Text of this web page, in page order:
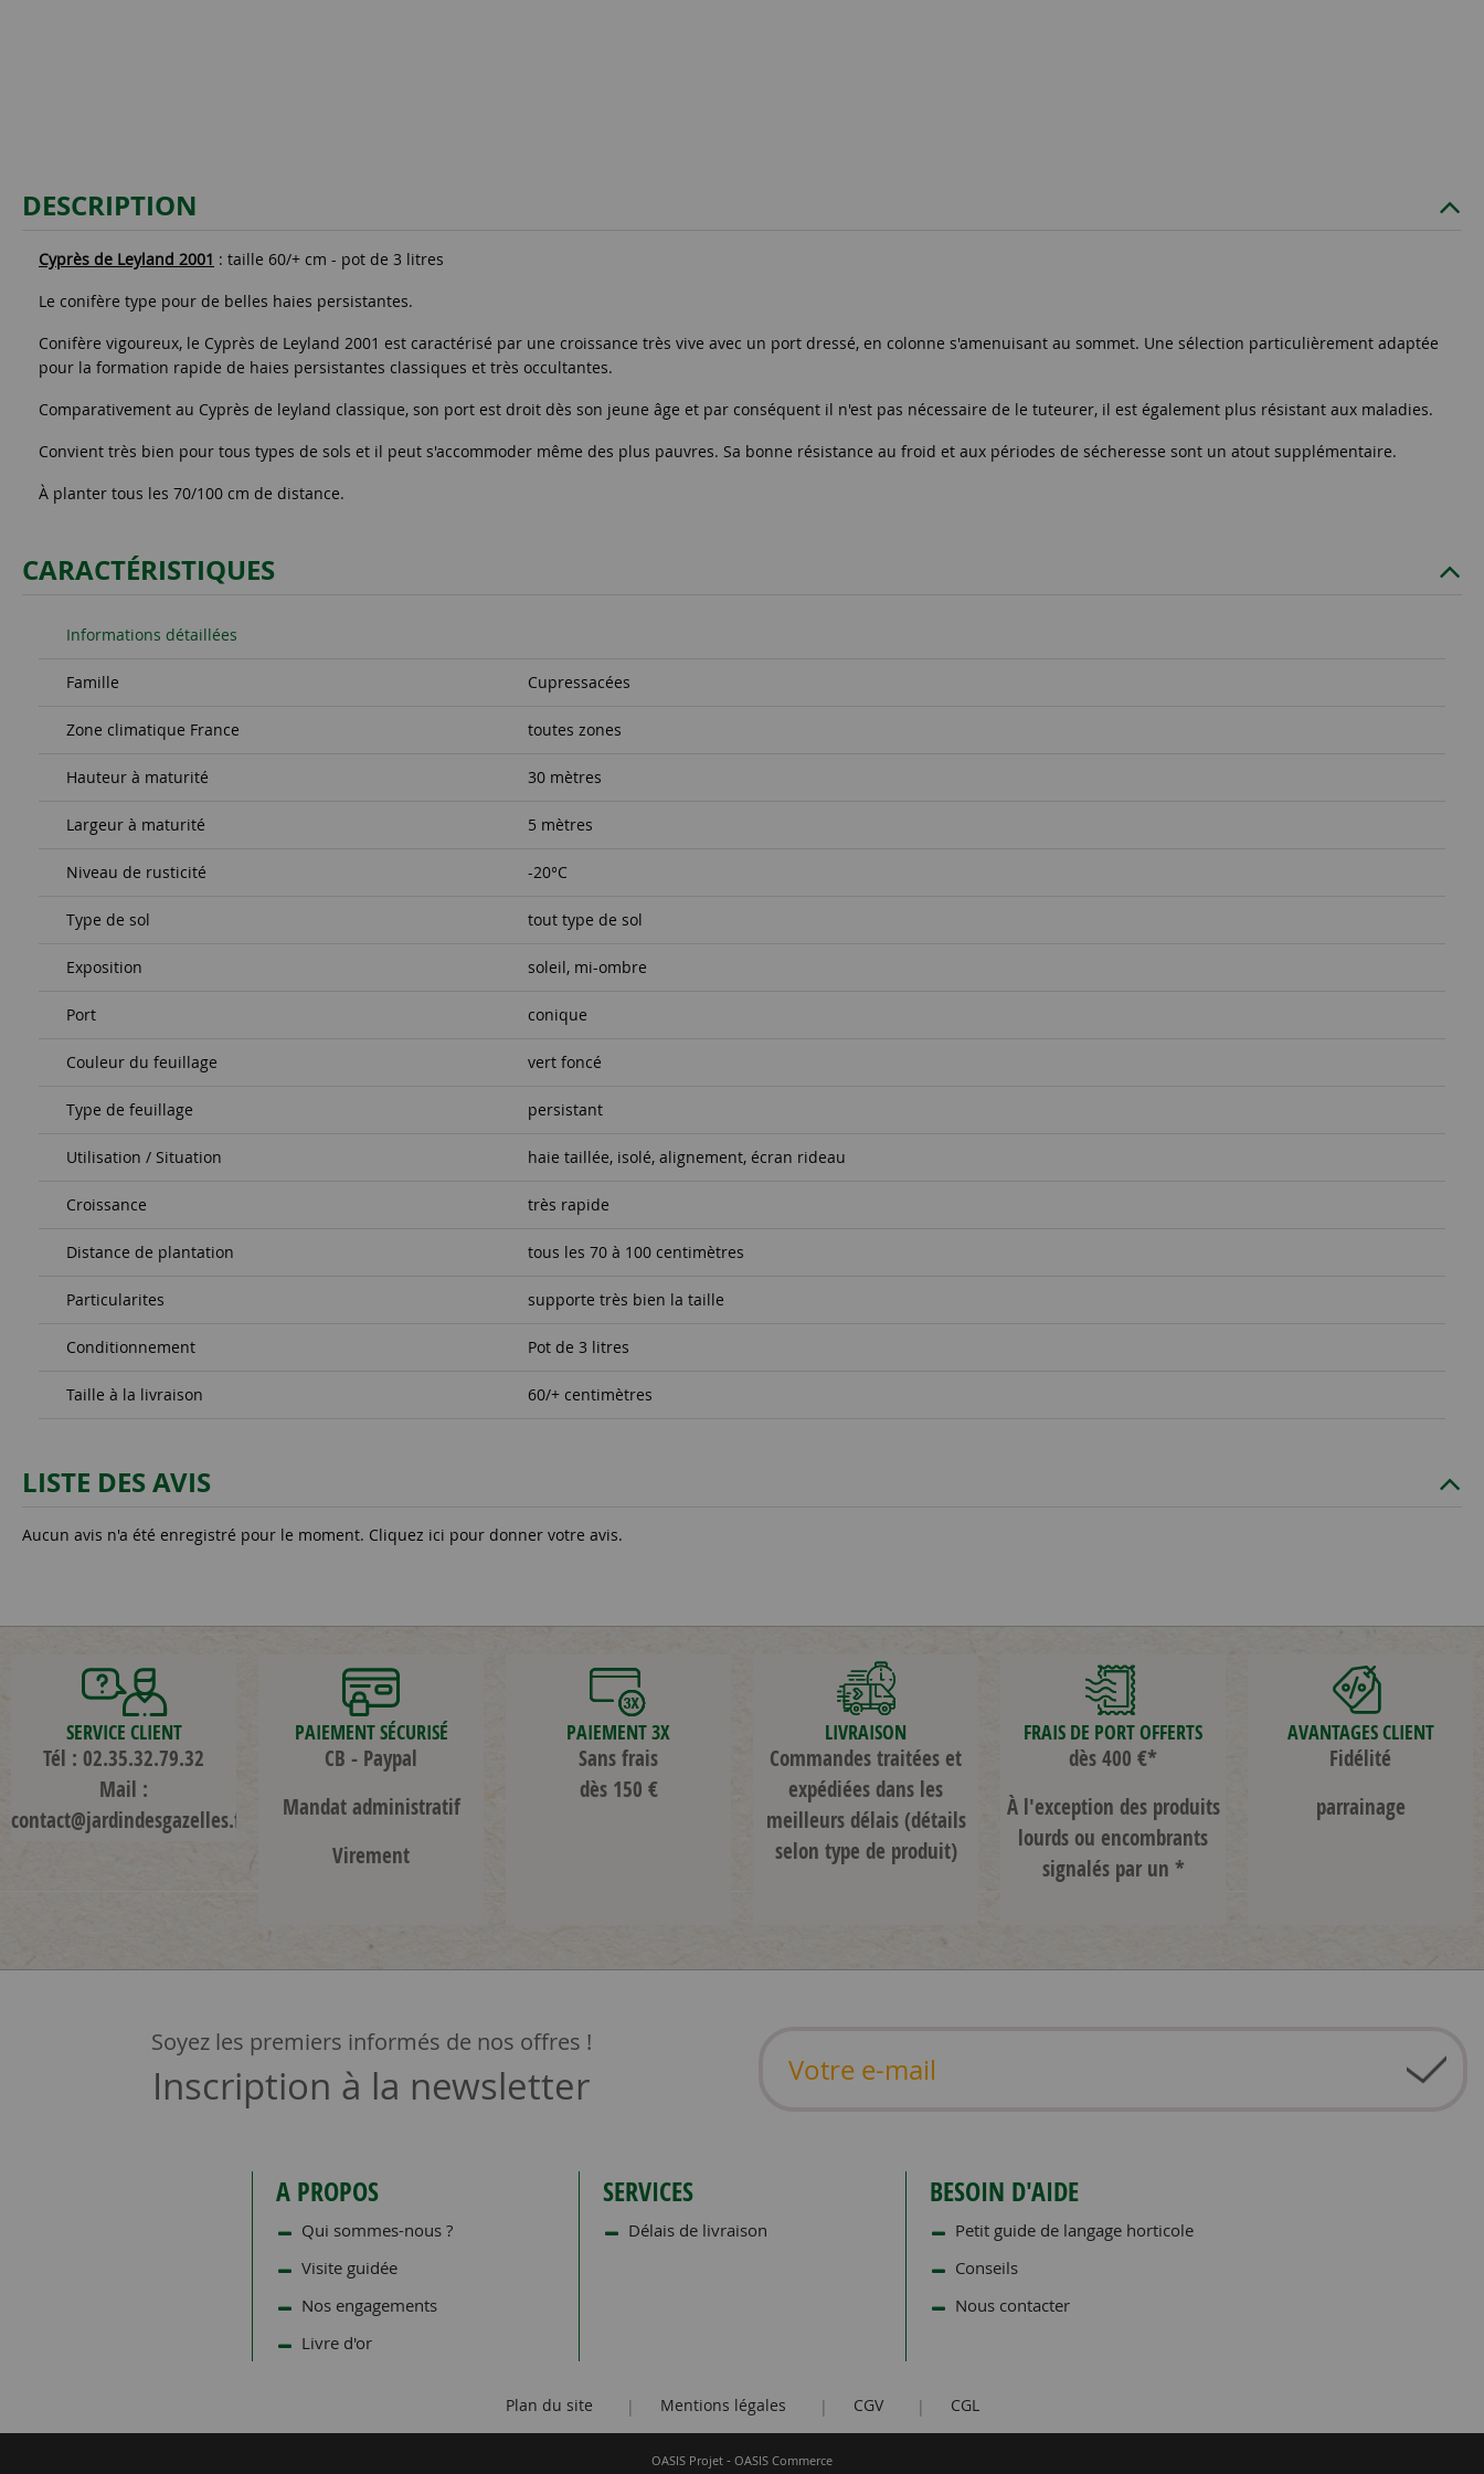
DESCRIPTION
Cyprès de Leyland 2001 : taille 60/+ cm - pot de 3 litres
Le conifère type pour de belles haies persistantes.
Conifère vigoureux, le Cyprès de Leyland 2001 est caractérisé par une croissance très vive avec un port dressé, en colonne s'amenuisant au sommet. Une sélection particulièrement adaptée
pour la formation rapide de haies persistantes classiques et très occultantes.
Comparativement au Cyprès de leyland classique, son port est droit dès son jeune âge et par conséquent il n'est pas nécessaire de le tuteurer, il est également plus résistant aux maladies.
Convient très bien pour tous types de sols et il peut s'accommoder même des plus pauvres. Sa bonne résistance au froid et aux périodes de sécheresse sont un atout supplémentaire.
À planter tous les 70/100 cm de distance.
CARACTÉRISTIQUES
Informations détaillées
Famille Cupressacées
Zone climatique France toutes zones
Hauteur à maturité 30 mètres
Largeur à maturité 5 mètres
Niveau de rusticité -20°C
Type de sol tout type de sol
Exposition soleil, mi-ombre
Port conique
Couleur du feuillage vert foncé
Type de feuillage persistant
Utilisation / Situation haie taillée, isolé, alignement, écran rideau
Croissance très rapide
Distance de plantation tous les 70 à 100 centimètres
Particularites supporte très bien la taille
Conditionnement Pot de 3 litres
Taille à la livraison 60/+ centimètres
LISTE DES AVIS
Aucun avis n'a été enregistré pour le moment. Cliquez ici pour donner votre avis.
SERVICE CLIENT
Tél : 02.35.32.79.32
Mail :
contact@jardindesgazelles.fr
PAIEMENT SÉCURISÉ
CB - Paypal
Mandat administratif
Virement
PAIEMENT 3X
Sans frais
dès 150 €
LIVRAISON
Commandes traitées et
expédiées dans les
meilleurs délais(détails
selon type de produit)
FRAIS DE PORT OFFERTS
dès 400 €*
À l'exception des produits
lourds ou encombrants
signalés par un *
AVANTAGES CLIENT
Fidélité
parrainage
Soyez les premiers informés de nos offres !
Inscription à la newsletter
A PROPOS
Qui sommes-nous ?
Visite guidée
Nos engagements
Livre d'or
SERVICES
Délais de livraison
BESOIN D'AIDE
Petit guide de langage horticole
Conseils
Nous contacter
Plan du site | Mentions légales | CGV | CGL
OASIS Projet - OASIS Commerce